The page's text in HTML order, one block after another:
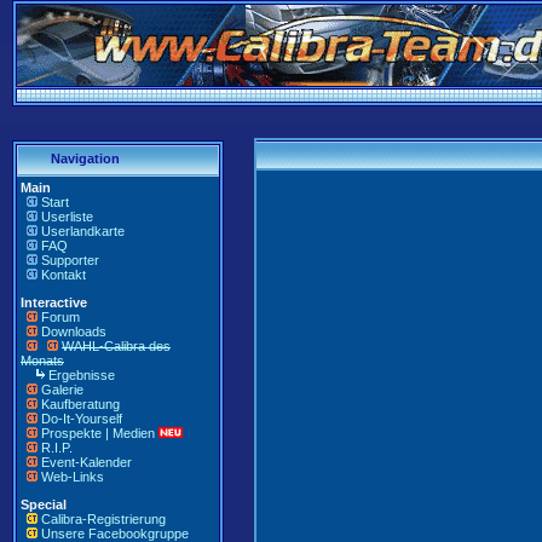
Navigation
Main
Start
Userliste
Userlandkarte
FAQ
Supporter
Kontakt
Interactive
Forum
Downloads
WAHL-Calibra des
Monats
Ergebnisse
Galerie
Kaufberatung
Do-It-Yourself
Prospekte | Medien
R.I.P.
Event-Kalender
Web-Links
Special
Calibra-Registrierung
Unsere Facebookgruppe